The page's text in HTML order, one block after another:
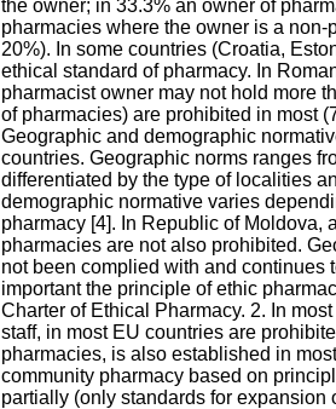
the owner; in 33.3% an owner of
pharmacies where the owner is a
20%). In some countries (Croatia,
ethical standard of pharmacy. In
pharmacist owner may not hold more
of pharmacies) are prohibited in most
Geographic and demographic
countries. Geographic norms ranges
differentiated by the type of localities
demographic normative varies
pharmacy [4]. In Republic of Moldova,
pharmacies are not also prohibited.
not been complied with and continues
important the principle of ethic
Charter of Ethical Pharmacy. 2. In
staff, in most EU countries are
pharmacies, is also established in
community pharmacy based on
partially (only standards for expansion